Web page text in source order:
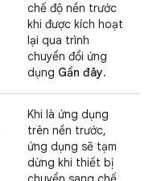
chế độ nền trước
khi được kích hoạt
lại qua trình
chuyển đổi ứng
dụng Gần đây.
Khi là ứng dụng
trên nền trước,
ứng dụng sẽ tạm
dừng khi thiết bị